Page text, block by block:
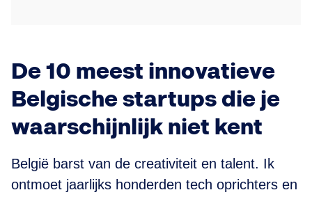
De 10 meest innovatieve
Belgische startups die je
waarschijnlijk niet kent
België barst van de creativiteit en talent. Ik
ontmoet jaarlijks honderden tech oprichters en